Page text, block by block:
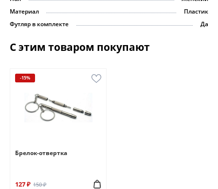
Материал
Пластик
Футляр в комплекте
Да
С этим товаром покупают
-15%
Брелок-отвертка
127 ₽ 150 ₽